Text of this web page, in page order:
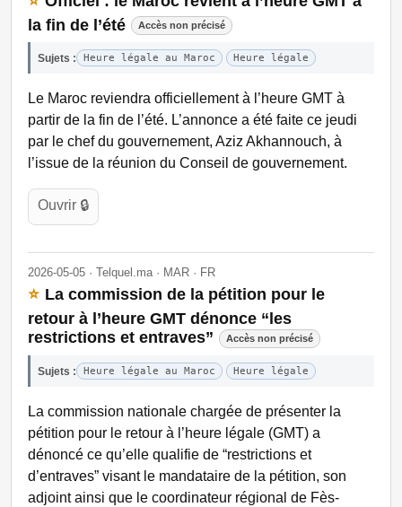
la fin de l’été
Accès non précisé
Sujets : Heure légale au Maroc Heure légale
Le Maroc reviendra officiellement à l’heure GMT à
partir de la fin de l’été. L’annonce a été faite ce jeudi
par le chef du gouvernement, Aziz Akhannouch, à
l’issue de la réunion du Conseil de gouvernement.
Ouvrir 🔒
2026-05-05 · Telquel.ma · MAR · FR
⭐ La commission de la pétition pour le
retour à l’heure GMT dénonce “les
restrictions et entraves”
Accès non précisé
Sujets : Heure légale au Maroc Heure légale
La commission nationale chargée de présenter la
pétition pour le retour à l’heure légale (GMT) a
dénoncé ce qu’elle qualifie de “restrictions et
d’entraves” visant le mandataire de la pétition, son
adjoint ainsi que le coordinateur régional de Fès-